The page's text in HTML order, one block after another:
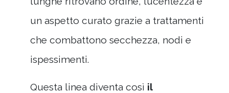
un aspetto curato grazie a trattamenti
che combattono secchezza, nodi e
ispessimenti.
Questa linea diventa così il